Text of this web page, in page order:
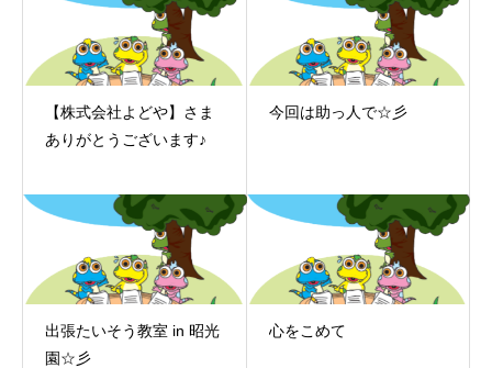
【株式会社よどや】さま
ありがとうございます♪
今回は助っ人で☆彡
出張たいそう教室 in 昭光
園☆彡
心をこめて